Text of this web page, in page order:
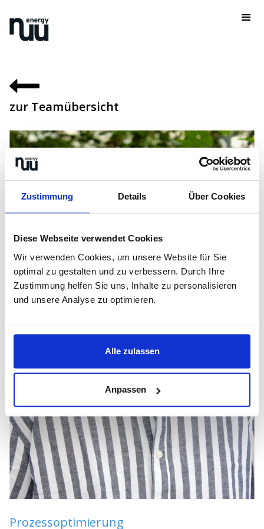
Zustimmung Details Über Cookies
Diese Webseite verwendet Cookies
Wir verwenden Cookies, um unsere Website für Sie
optimal zu gestalten und zu verbessern. Durch Ihre
Zustimmung helfen Sie uns, Inhalte zu personalisieren
und unsere Analyse zu optimieren.
Alle zulassen
Anpassen
zur Teamübersicht
Prozessoptimierung